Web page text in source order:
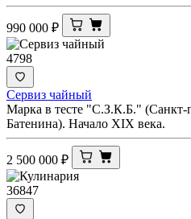
990 000 ₽
4798
Сервиз чайный
Марка в тесте "С.З.К.Б." (Санкт-
Батенина). Начало XIX века.
2 500 000 ₽
36847